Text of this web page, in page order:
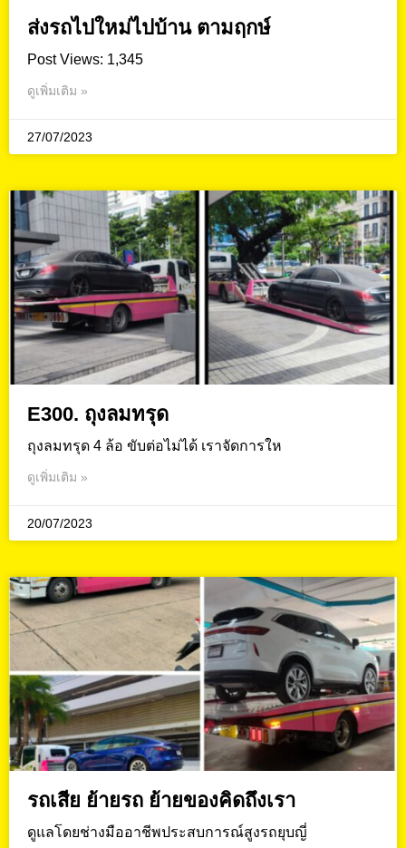
ส่งรถไปใหม่ไปบ้าน ตามฤกษ์
Post Views: 1,345
ดูเพิ่มเติม »
27/07/2023
E300. ถุงลมทรุด
ถุงลมทรุด 4 ล้อ ขับต่อไม่ได้ เราจัดการให
ดูเพิ่มเติม »
20/07/2023
รถเสีย ย้ายรถ ย้ายของคิดถึงเรา
ดูแลโดยช่างมืออาชีพประสบการณ์สูงรถยุบญี่